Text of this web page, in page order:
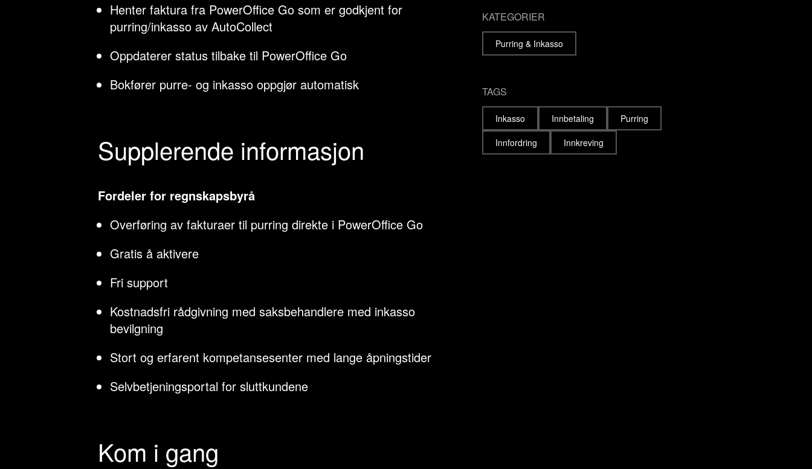
Henter faktura fra PowerOffice Go som er godkjent for
purring/inkasso av AutoCollect
Oppdaterer status tilbake til PowerOffice Go
Bokfører purre- og inkasso oppgjør automatisk
Supplerende informasjon
Fordeler for regnskapsbyrå
Overføring av fakturaer til purring direkte i PowerOffice Go
Gratis å aktivere
Fri support
Kostnadsfri rådgivning med saksbehandlere med inkasso
bevilgning
Stort og erfarent kompetansesenter med lange åpningstider
Selvbetjeningsportal for sluttkundene
Kom i gang
KATEGORIER
Purring & Inkasso
TAGS
Inkasso Innbetaling
Purring
Innfordring
Innkreving